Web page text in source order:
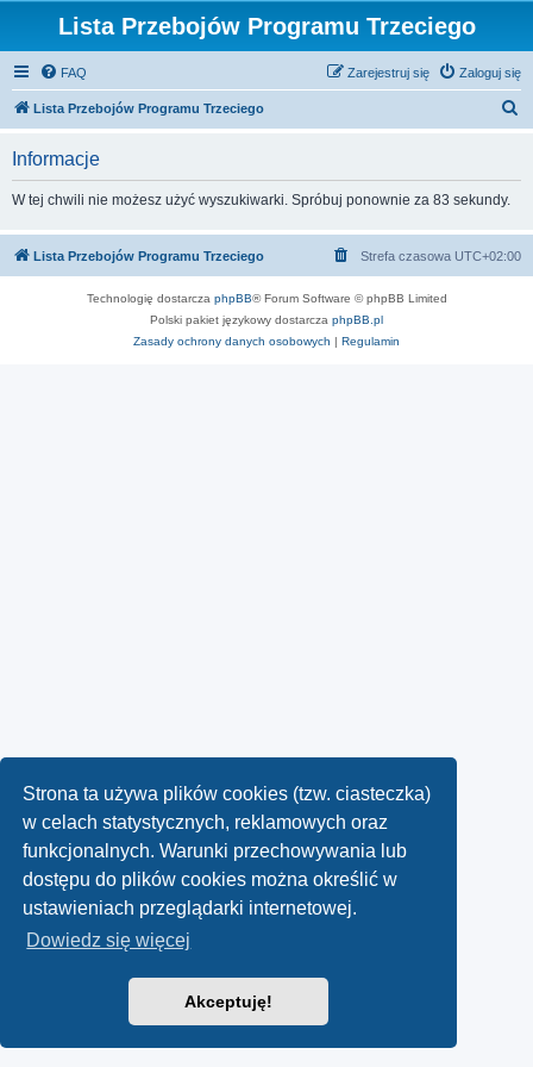
Strona ta używa plików cookies (tzw. ciasteczka)
w celach statystycznych, reklamowych oraz
funkcjonalnych. Warunki przechowywania lub
dostępu do plików cookies można określić w
ustawieniach przeglądarki internetowej.
Dowiedz się więcej
Akceptuję!
Lista Przebojów Programu Trzeciego
FAQ Zaloguj się
Zarejestruj się
Lista Przebojów Programu Trzeciego
j
Informacje
W tej chwili nie możesz użyć wyszukiwarki. Spróbuj ponownie za 83 sekundy.
Lista Przebojów Programu Trzeciego Strefa czasowa UTC+02:00
Technologię dostarcza phpBB® Forum Software © phpBB Limited
Polski pakiet językowy dostarcza phpBB.pl
Zasady ochrony danych osobowych | Regulamin